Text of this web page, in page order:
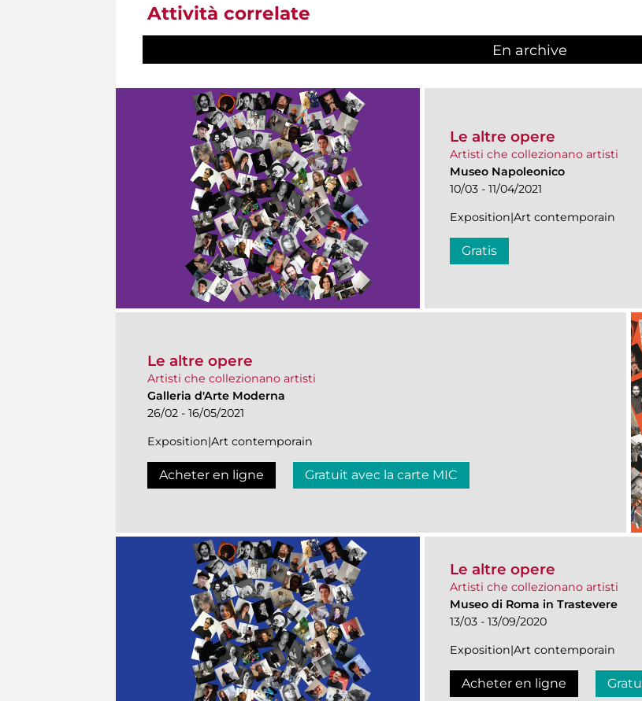
Attività correlate
En archive
Le altre opere
Artisti che collezionano artisti
Museo Napoleonico
10/03 - 11/04/2021
Exposition|Art contemporain
Gratis
Le altre opere
Artisti che collezionano artisti
Galleria d'Arte Moderna
26/02 - 16/05/2021
Exposition|Art contemporain
Acheter en ligne Gratuit avec la carte MIC
Le altre opere
Artisti che collezionano artisti
Museo di Roma in Trastevere
13/03 - 13/09/2020
Exposition|Art contemporain
Acheter en ligne